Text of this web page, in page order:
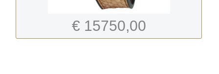
€ 15750,00